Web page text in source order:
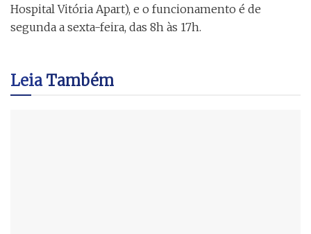
Hospital Vitória Apart), e o funcionamento é de
segunda a sexta-feira, das 8h às 17h.
LeiaTambém